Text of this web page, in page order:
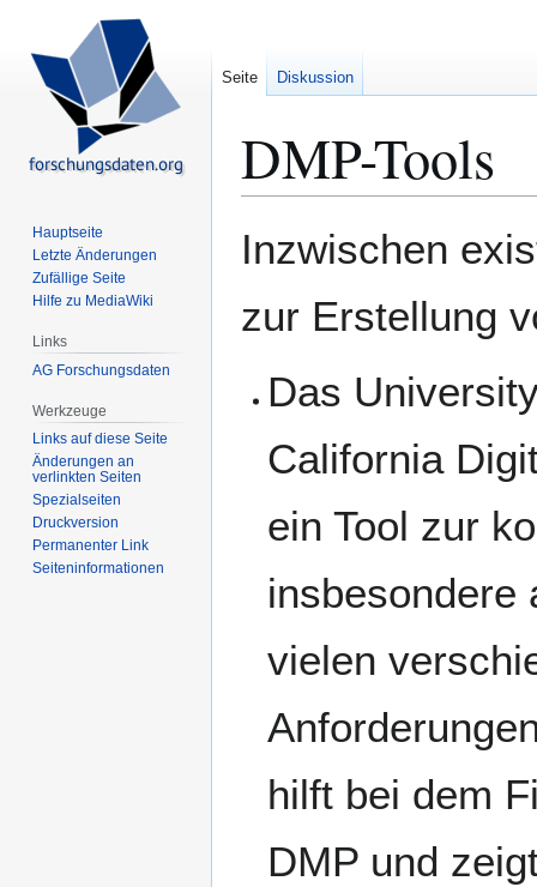
DMP-Tools
Navigation
Suche
Inzwischen
zur Erstellung
Das
California
ein Tool zur
insbesondere
vielen
hilft bei dem
DMP und
Seite Diskussion
Hauptseite
Letzte Änderungen
Zufällige Seite
Hilfe zu MediaWiki
Links
AG Forschungsdaten
Werkzeuge
Links auf diese Seite
Änderungen an
verlinkten Seiten
Spezialseiten
Druckversion
Permanenter Link
Seiten­­informationen